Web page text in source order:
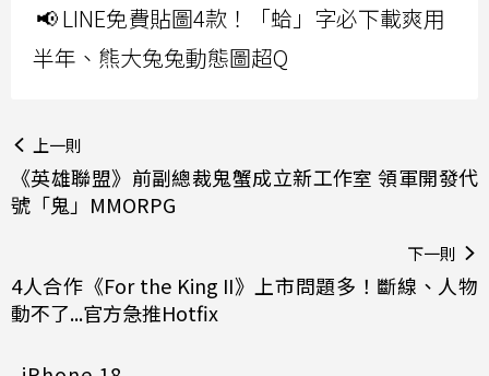
📢 LINE免費貼圖4款！「蛤」字必下載爽用
半年、熊大兔兔動態圖超Q
上一則
《英雄聯盟》前副總裁鬼蟹成立新工作室 領軍開發代
號「鬼」MMORPG
下一則
4人合作《For the King II》上市問題多！斷線、人物
動不了...官方急推Hotfix